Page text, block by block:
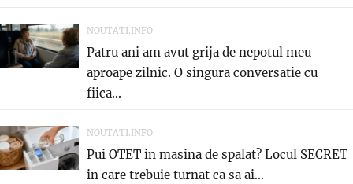
NOUTATI.INFO
Patru ani am avut grija de nepotul meu
aproape zilnic. O singura conversatie cu
fiica...
NOUTATI.INFO
Pui OTET in masina de spalat? Locul SECRET
in care trebuie turnat ca sa ai...